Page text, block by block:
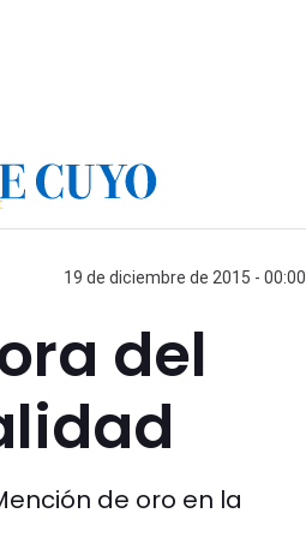
19 de diciembre de 2015 - 00:00
del
de oro en la